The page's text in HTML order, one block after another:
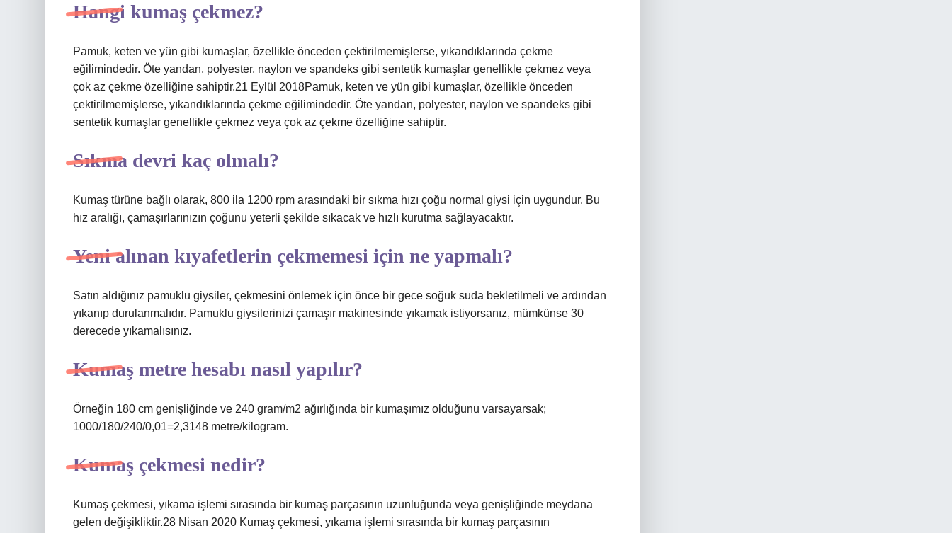
Hangi kumaş çekmez?
Pamuk, keten ve yün gibi kumaşlar, özellikle önceden çektirilmemişlerse, yıkandıklarında çekme
eğilimindedir. Öte yandan, polyester, naylon ve spandeks gibi sentetik kumaşlar genellikle çekmez veya
çok az çekme özelliğine sahiptir.21 Eylül 2018Pamuk, keten ve yün gibi kumaşlar, özellikle önceden
çektirilmemişlerse, yıkandıklarında çekme eğilimindedir. Öte yandan, polyester, naylon ve spandeks gibi
sentetik kumaşlar genellikle çekmez veya çok az çekme özelliğine sahiptir.
Sıkma devri kaç olmalı?
Kumaş türüne bağlı olarak, 800 ila 1200 rpm arasındaki bir sıkma hızı çoğu normal giysi için uygundur. Bu
hız aralığı, çamaşırlarınızın çoğunu yeterli şekilde sıkacak ve hızlı kurutma sağlayacaktır.
Yeni alınan kıyafetlerin çekmemesi için ne yapmalı?
Satın aldığınız pamuklu giysiler, çekmesini önlemek için önce bir gece soğuk suda bekletilmeli ve ardından
yıkanıp durulanmalıdır. Pamuklu giysilerinizi çamaşır makinesinde yıkamak istiyorsanız, mümkünse 30
derecede yıkamalısınız.
Kumaş metre hesabı nasıl yapılır?
Örneğin 180 cm genişliğinde ve 240 gram/m2 ağırlığında bir kumaşımız olduğunu varsayarsak;
1000/180/240/0,01=2,3148 metre/kilogram.
Kumaş çekmesi nedir?
Kumaş çekmesi, yıkama işlemi sırasında bir kumaş parçasının uzunluğunda veya genişliğinde meydana
gelen değişikliktir.28 Nisan 2020 Kumaş çekmesi, yıkama işlemi sırasında bir kumaş parçasının